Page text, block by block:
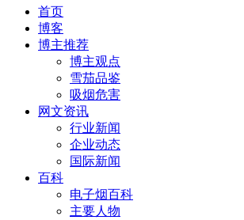
首页
博客
博主推荐
博主观点
雪茄品鉴
吸烟危害
网文资讯
行业新闻
企业动态
国际新闻
百科
电子烟百科
主要人物